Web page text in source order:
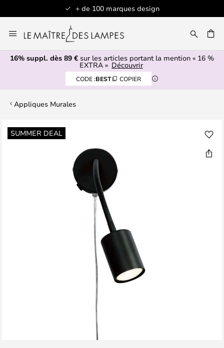
+ de 100 marques design
au
contenu
16% suppl. dès 89 € sur les articles portant la mention « 16 %
EXTRA » Découvrir
CODE :BEST COPIER
Appliques Murales
SUMMER DEAL
Skip
to